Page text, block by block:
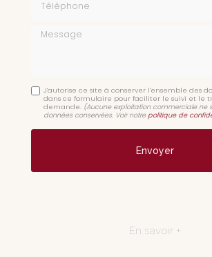
Message
J'autorise ce site à conserver l'ensemble des
dans ce formulaire pour faciliter le suivi et le
demande. (Aucune exploitation commerciale ne
données conservées. Voir notre politique de
En savoir +